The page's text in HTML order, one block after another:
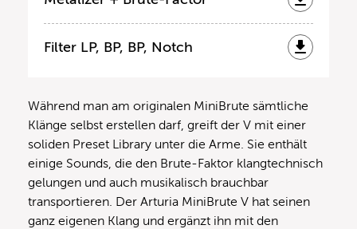
Filter LP, BP, BP, Notch
Während man am originalen MiniBrute sämtliche
Klänge selbst erstellen darf, greift der V mit einer
soliden Preset Library unter die Arme. Sie enthält
einige Sounds, die den Brute-Faktor klangtechnisch
gelungen und auch musikalisch brauchbar
transportieren. Der Arturia MiniBrute V hat seinen
ganz eigenen Klang und ergänzt ihn mit den